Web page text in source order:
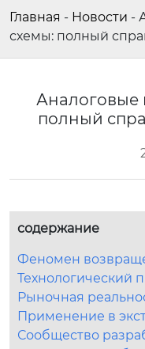
Главная - Новости -
схемы: полный
Аналоговые
полный
содержание
Феномен
Технологический
Рыночная
Применение в
Сообщество